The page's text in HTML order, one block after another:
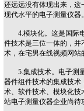
还远远没有体现出来，
现代水平的电子测量仪器。
4.模块化。这是国际
件技术是三位一体的，并
术，在宅男在线视频网
5.集成技术。电子测量
器件组件技术的集成技术
术、软件技术、模块
站电子测量仪器企业尚待攻